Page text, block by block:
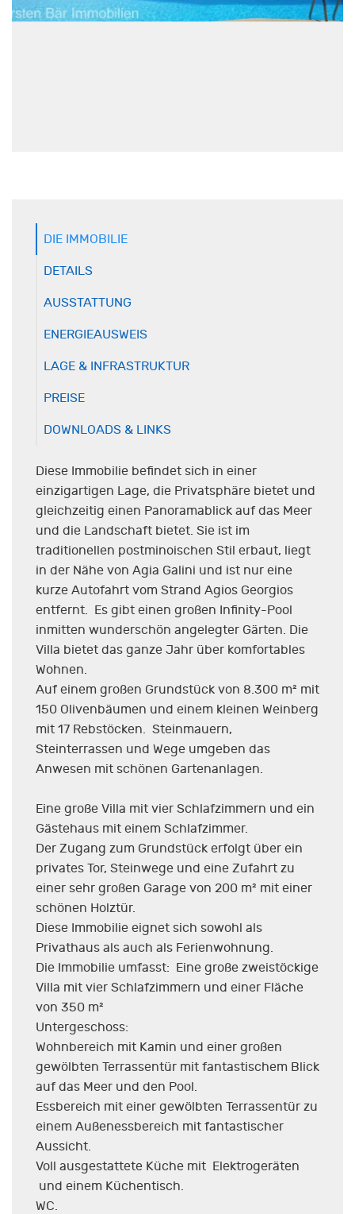
DIE IMMOBILIE
DETAILS
AUSSTATTUNG
ENERGIEAUSWEIS
LAGE & INFRASTRUKTUR
PREISE
DOWNLOADS & LINKS
Diese Immobilie befindet sich in einer
einzigartigen Lage, die Privatsphäre bietet und
gleichzeitig einen Panoramablick auf das Meer
und die Landschaft bietet. Sie ist im
traditionellen postminoischen Stil erbaut, liegt
in der Nähe von Agia Galini und ist nur eine
kurze Autofahrt vom Strand Agios Georgios
entfernt. Es gibt einen großen Infinity-Pool
inmitten wunderschön angelegter Gärten. Die
Villa bietet das ganze Jahr über komfortables
Wohnen.
Auf einem großen Grundstück von 8.300 m² mit
150 Olivenbäumen und einem kleinen Weinberg
mit 17 Rebstöcken. Steinmauern,
Steinterrassen und Wege umgeben das
Anwesen mit schönen Gartenanlagen.
Eine große Villa mit vier Schlafzimmern und ein
Gästehaus mit einem Schlafzimmer.
Der Zugang zum Grundstück erfolgt über ein
privates Tor, Steinwege und eine Zufahrt zu
einer sehr großen Garage von 200 m² mit einer
schönen Holztür.
Diese Immobilie eignet sich sowohl als
Privathaus als auch als Ferienwohnung.
Die Immobilie umfasst: Eine große zweistöckige
Villa mit vier Schlafzimmern und einer Fläche
von 350 m²
Untergeschoss:
Wohnbereich mit Kamin und einer großen
gewölbten Terrassentür mit fantastischem Blick
auf das Meer und den Pool.
Essbereich mit einer gewölbten Terrassentür zu
einem Außenessbereich mit fantastischer
Aussicht.
Voll ausgestattete Küche mit Elektrogeräten
und einem Küchentisch.
WC.